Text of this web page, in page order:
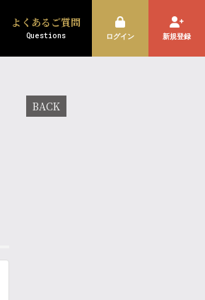
よくあるご質問
Questions ログイン 新規登録
BACK